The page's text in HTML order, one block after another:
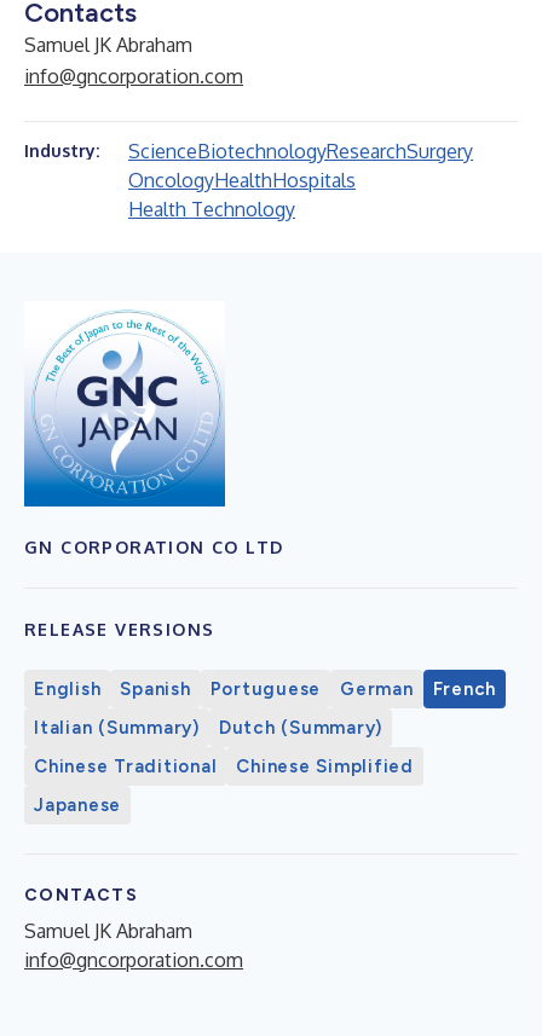
Contacts
Samuel JK Abraham
info@gncorporation.com
Industry: ScienceBiotechnologyResearchSurgery
OncologyHealthHospitals
Health Technology
GN CORPORATION CO LTD
RELEASE VERSIONS
English Spanish Portuguese German
French
Italian (Summary)
Dutch (Summary)
Chinese Traditional
Chinese Simplified
Japanese
CONTACTS
Samuel JK Abraham
info@gncorporation.com